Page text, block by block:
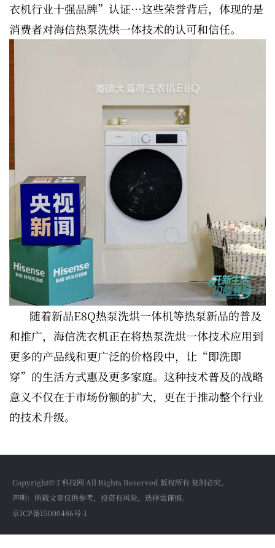
衣机行业十强品牌”认证…这些荣誉背后，体现的是
消费者对海信热泵洗烘一体技术的认可和信任。
随着新品E8Q热泵洗烘一体机等热泵新品的普及
和推广，海信洗衣机正在将热泵洗烘一体技术应用到
更多的产品线和更广泛的价格段中，让“即洗即
穿”的生活方式惠及更多家庭。这种技术普及的战略
意义不仅在于市场份额的扩大，更在于推动整个行业
的技术升级。
Copyright©丁科技网 All Rights Reserved 版权所有 复制必究。
声明：所载文章仅供参考，投资有风险，选择需谨慎。
京ICP备15000486号-1